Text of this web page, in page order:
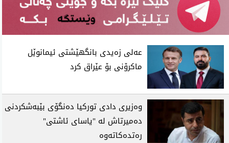
عەلی زەیدی بانگهێشتی ئیمانوێل
ماکرۆنی بۆ عێراق کرد
وەزیری دادی تورکیا دەنگۆی بێبەشکردنی
دەمیرتاش لە "یاسای ئاشتی"
رەتدەکاتەوە